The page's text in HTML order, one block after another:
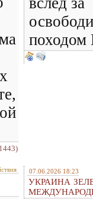
07.06.2026 18:23
УКРАИНА